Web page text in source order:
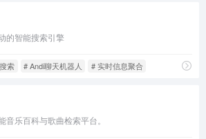
的智能搜索引擎
索 # Andi聊天机器人 # 实时信息聚合
音乐百科与歌曲检索平台。